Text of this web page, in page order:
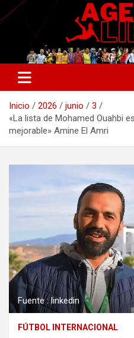
Saltar
al
Agente Libre
La nueva generación del
Inicio 2026 junio
3
«La lista de Mohamed Ouahbi
mejorable» Amine El Amri
Fuente : linkedin
FÚTBOL INTERNACIONAL